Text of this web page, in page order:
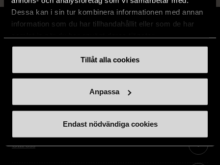
Dessa kan i sin tur kombinera informationen med annan
information som du har tillhandahållit eller som de har
Tillåt alla cookies
Anpassa
Endast nödvändiga cookies
Om oss